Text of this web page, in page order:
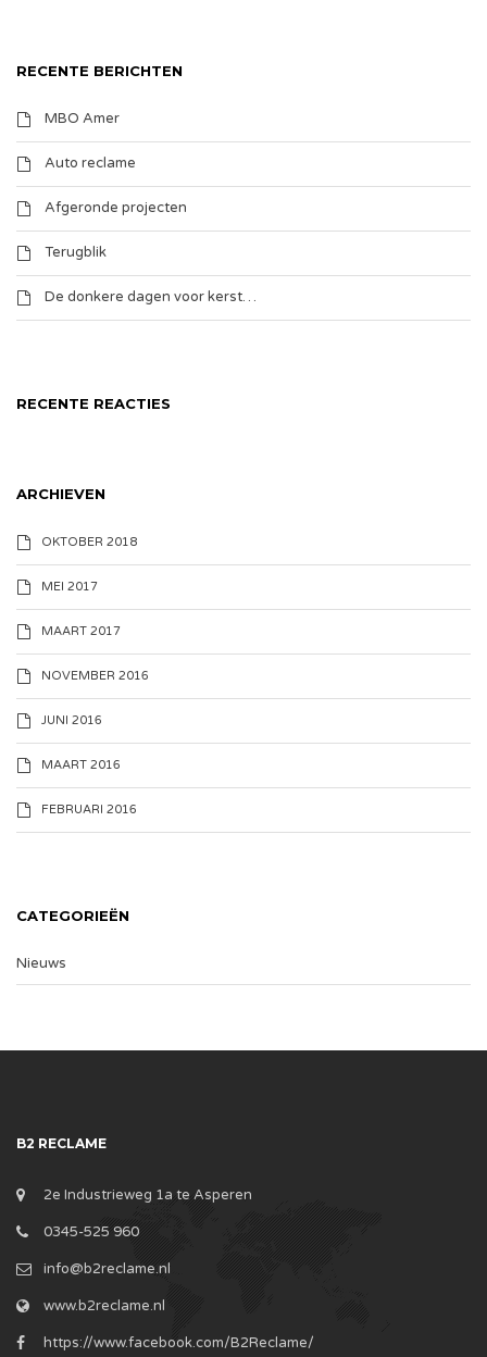
RECENTE BERICHTEN
MBO Amer
Auto reclame
Afgeronde projecten
Terugblik
De donkere dagen voor kerst…
RECENTE REACTIES
ARCHIEVEN
OKTOBER 2018
MEI 2017
MAART 2017
NOVEMBER 2016
JUNI 2016
MAART 2016
FEBRUARI 2016
CATEGORIEËN
Nieuws
B2 RECLAME
2e Industrieweg 1a te Asperen
0345-525 960
info@b2reclame.nl
www.b2reclame.nl
https://www.facebook.com/B2Reclame/